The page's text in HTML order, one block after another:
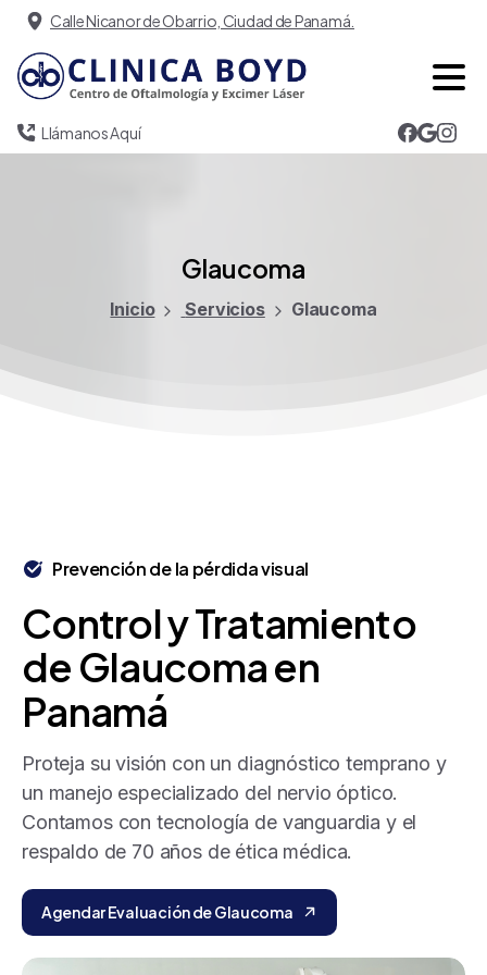
Calle Nicanor de Obarrio, Ciudad de Panamá.
Llámanos Aquí
Glaucoma
Inicio Servicios Glaucoma
Prevención de la pérdida visual
ControlyTratamiento
de Glaucomaen
Panamá
Proteja su visión con un diagnóstico temprano y
un manejo especializado del nervio óptico.
Contamos con tecnología de vanguardia y el
respaldo de 70 años de ética médica.
Agendar Evaluación de Glaucoma